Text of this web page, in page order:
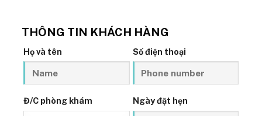
THÔNG TIN KHÁCH HÀNG
Họ và tên Số điện thoại
Đ/C phòng khám Ngày đặt hẹn